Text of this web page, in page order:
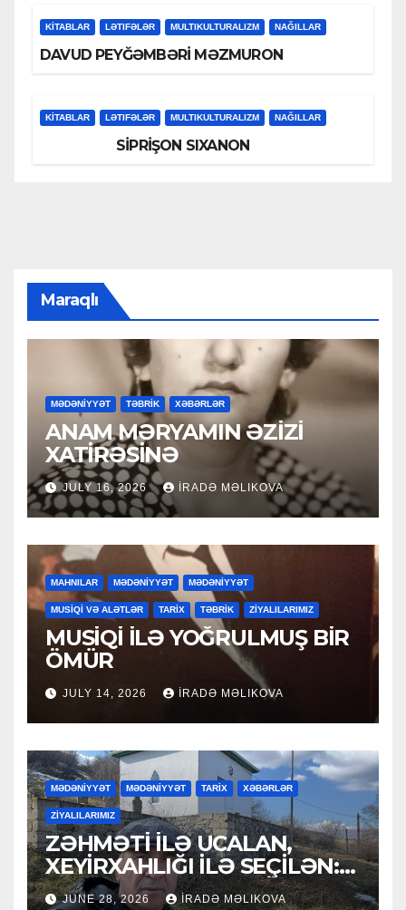
KİTABLAR LƏTIFƏLƏR MULTIKULTURALIZM NAĞILLAR
DAVUD PEYĞƏMBƏRİ MƏZMURON
KİTABLAR LƏTIFƏLƏR MULTIKULTURALIZM NAĞILLAR
SİPRİŞON SIXANON
Maraqlı
MƏDƏNİYYƏT TƏBRİK XƏBƏRLƏR
ANAM MƏRYAMIN ƏZİZİ
XATİRƏSİNƏ
JULY 16, 2026 İRADƏ MƏLIKOVA
MAHNILAR MƏDƏNİYYƏT MƏDƏNİYYƏT
MUSİQİ VƏ ALƏTLƏR TARİX TƏBRİK ZİYALILARIMIZ
MUSİQİ İLƏ YOĞRULMUŞ BİR
ÖMÜR
JULY 14, 2026 İRADƏ MƏLIKOVA
MƏDƏNİYYƏT MƏDƏNİYYƏT TARİX XƏBƏRLƏR
ZİYALILARIMIZ
ZƏHMƏTİ İLƏ UCALAN,
XEYİRXAHLIĞI İLƏ SEÇİLƏN:
HACI RAMAZAN QULİYEV
JUNE 28, 2026 İRADƏ MƏLIKOVA